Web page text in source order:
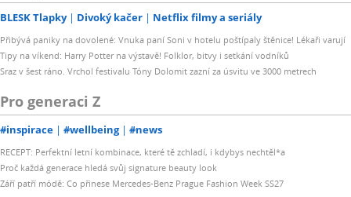
BLESK Tlapky Divoký kačer Netflix filmy a seriály
Přibývá paniky na dovolené: Vnuka paní Soni v hotelu poštípaly štěnice! Lékaři varují
Tipy na víkend: Harry Potter na výstavě! Folklor, bitvy i setkání vodníků
Sraz v šest ráno. Vrchol festivalu Tóny Dolomit zazní za úsvitu ve 3000 metrech
Pro generaci Z
#inspirace #wellbeing #news
RECEPT: Perfektní letní kombinace, které tě zchladí, i kdybys nechtěl*a
Proč každá generace hledá svůj signature beauty look
Září patří módě: Co přinese Mercedes-Benz Prague Fashion Week SS27